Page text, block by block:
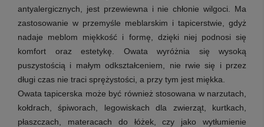
antyalergicznych, jest przewiewna i nie chłonie wilgoci. Ma
zastosowanie w przemyśle meblarskim i tapicerstwie, gdyż
nadaje meblom miękkość i formę, dzięki niej podnosi się
komfort oraz estetykę. Owata wyróżnia się wysoką
puszystością i małym odkształceniem, nie rwie się i przez
długi czas nie traci sprężystości, a przy tym jest miękka.
Owata tapicerska może być również stosowana w narzutach,
kołdrach, śpiworach, legowiskach dla zwierząt, kurtkach,
płaszczach, materacach do łóżek, czy jako wytłumienie